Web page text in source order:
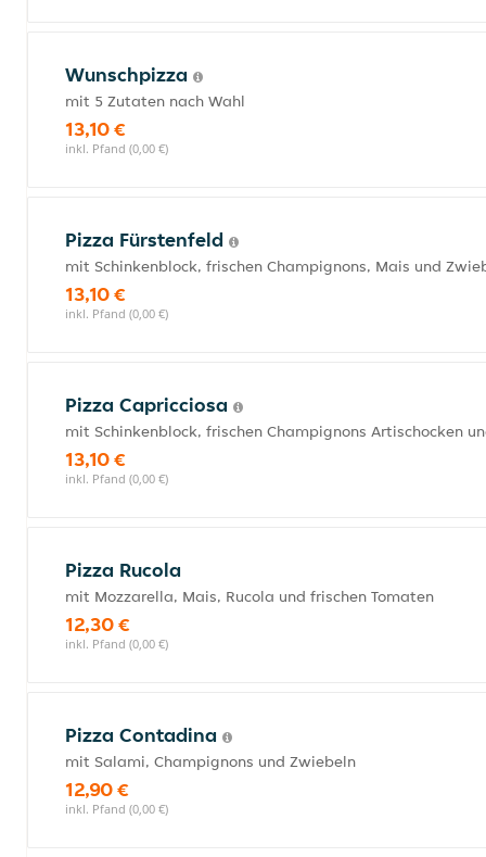
Wunschpizza
mit 5 Zutaten nach Wahl
13,10 €
inkl. Pfand (0,00 €)
Pizza Fürstenfeld
mit Schinkenblock, frischen Champignons, Mais und
13,10 €
inkl. Pfand (0,00 €)
Pizza Capricciosa
mit Schinkenblock, frischen Champignons Artischocken
13,10 €
inkl. Pfand (0,00 €)
Pizza Rucola
mit Mozzarella, Mais, Rucola und frischen Tomaten
12,30 €
inkl. Pfand (0,00 €)
Pizza Contadina
mit Salami, Champignons und Zwiebeln
12,90 €
inkl. Pfand (0,00 €)